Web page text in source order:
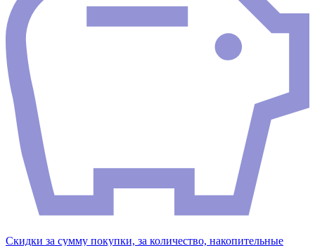
Скидки за сумму покупки, за количество, накопительные